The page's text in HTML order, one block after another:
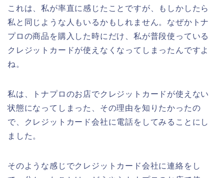
これは、私が率直に感じたことですが、もしかしたら
私と同じような人もいるかもしれません。なぜかトナ
プロの商品を購入した時にだけ、私が普段使っている
クレジットカードが使えなくなってしまったんですよ
ね。
私は、トナプロのお店でクレジットカードが使えない
状態になってしまった、その理由を知りたかったの
で、クレジットカード会社に電話をしてみることにし
ました。
そのような感じでクレジットカード会社に連絡をし